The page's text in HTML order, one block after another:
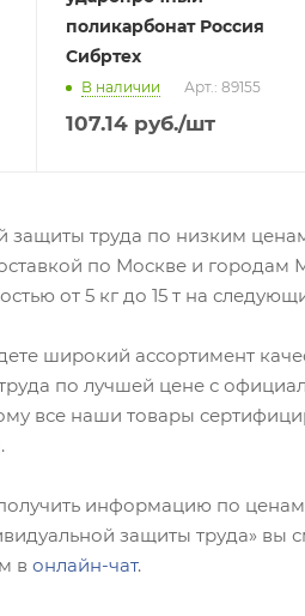
поликарбонат Россия
Сибртех
В наличии Арт.: 89155
107.14 руб./шт
защиты труда по низким
по Москве и городам
от 5 кг до 15 т на
широкий ассортимент
по лучшей цене с
все наши товары
информацию по
защиты труда»
в онлайн-чат.